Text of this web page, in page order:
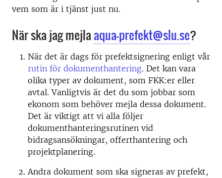
vem som är i tjänst just nu.
När ska jag mejlaaqua-prefekt@slu.se?
När det är dags för prefektsignering enligt vår
rutin för dokumenthantering. Det kan vara
olika typer av dokument, som FKK:er eller
avtal. Vanligtvis är det du som jobbar som
ekonom som behöver mejla dessa dokument.
Det är viktigt att vi alla följer
dokumenthanteringsrutinen vid
bidragsansökningar, offerthantering och
projektplanering.
Andra dokument som ska signeras av prefekt,